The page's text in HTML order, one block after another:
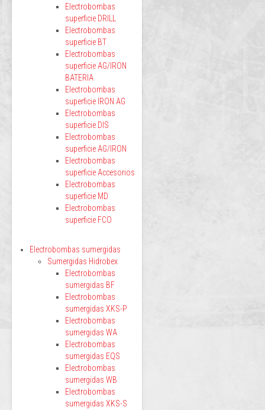
Electrobombas
superficie DRILL
Electrobombas
superficie BT
Electrobombas
superficie AG/IRON
BATERIA
Electrobombas
superficie IRON AG
Electrobombas
superficie DIS
Electrobombas
superficie AG/IRON
Electrobombas
superficie Accesorios
Electrobombas
superficie MD
Electrobombas
superficie FCO
Electrobombas sumergidas
Sumergidas Hidrobex
Electrobombas
sumergidas BF
Electrobombas
sumergidas XKS-P
Electrobombas
sumergidas WA
Electrobombas
sumergidas EQS
Electrobombas
sumergidas WB
Electrobombas
sumergidas XKS-S